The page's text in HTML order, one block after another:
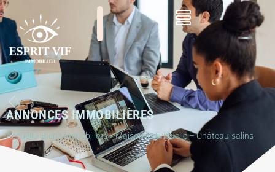
ANNONCES IMMOBILIÈRES
Accueil > Biens immobiliers>Maison individuelle – Château-salins